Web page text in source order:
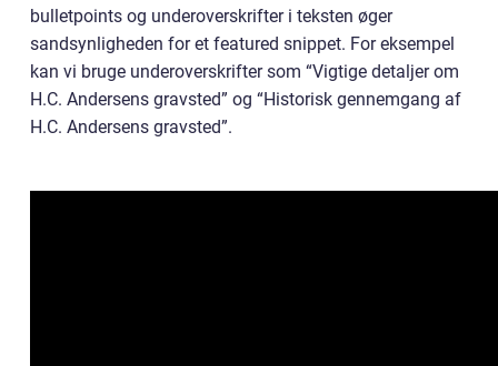
bulletpoints og underoverskrifter i teksten øger
sandsynligheden for et featured snippet. For eksempel
kan vi bruge underoverskrifter som “Vigtige detaljer om
H.C. Andersens gravsted” og “Historisk gennemgang af
H.C. Andersens gravsted”.